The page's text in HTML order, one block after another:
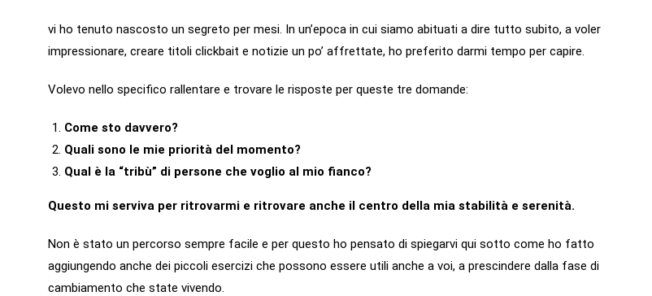
vi ho tenuto nascosto un segreto per mesi. In un’epoca in cui siamo abituati a dire tutto subito, a voler
impressionare, creare titoli clickbait e notizie un po’ affrettate, ho preferito darmi tempo per capire.
Volevo nello specifico rallentare e trovare le risposte per queste tre domande:
Come sto davvero?
Quali sono le mie priorità del momento?
Qual è la “tribù” di persone che voglio al mio fianco?
Questo mi serviva per ritrovarmi e ritrovare anche il centro della mia stabilità e serenità.
Non è stato un percorso sempre facile e per questo ho pensato di spiegarvi qui sotto come ho fatto
aggiungendo anche dei piccoli esercizi che possono essere utili anche a voi, a prescindere dalla fase di
cambiamento che state vivendo.